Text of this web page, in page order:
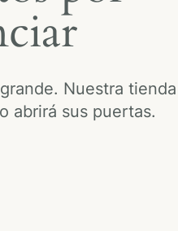
Nuestra tienda
abrirá sus puertas.